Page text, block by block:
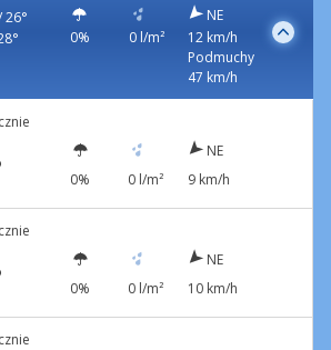
26°
0% 0 l/m²
NE
12 km/h
Podmuchy
47 km/h
0% 0 l/m²
NE
9 km/h
0% 0 l/m²
NE
10 km/h